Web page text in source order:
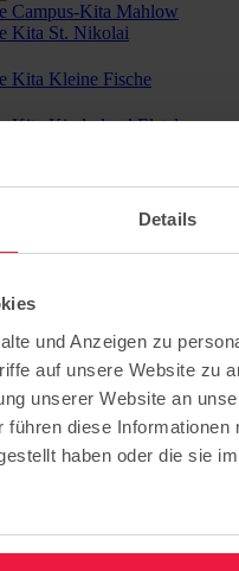
Details
und Anzeigen zu
auf unsere Website zu
unserer Website an
diese
haben oder die sie
Campus-Kita Mahlow
Kita St. Nikolai
Kita Kleine Fische
Kita Kinderland Elstal
Babelsberg
Kleinmachnow
Mahlow
Hermannswerder
Kleinmachnow
Kleinmachnow
Werder